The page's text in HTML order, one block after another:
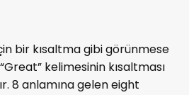
bir kısaltma gibi görünmese
kelimesinin kısaltması